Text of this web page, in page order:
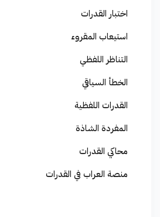
اختبار القدرات
استيعاب المقروء
التناظر اللفظي
الخطأ السياقي
القدرات اللفظية
المفردة الشاذة
محاكي القدرات
منصة العراب في القدرات